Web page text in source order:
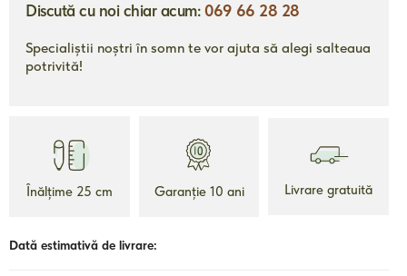
2690 mdl
Topper Ecolatex
Discută cu noi chiar acum:069 66 28 28
Specialiștii noștri în somn te vor ajuta să alegi salteaua
potrivită!
Înălțime 25 cm Garanție 10 ani Livrare gratuită
Dată estimativă de livrare: